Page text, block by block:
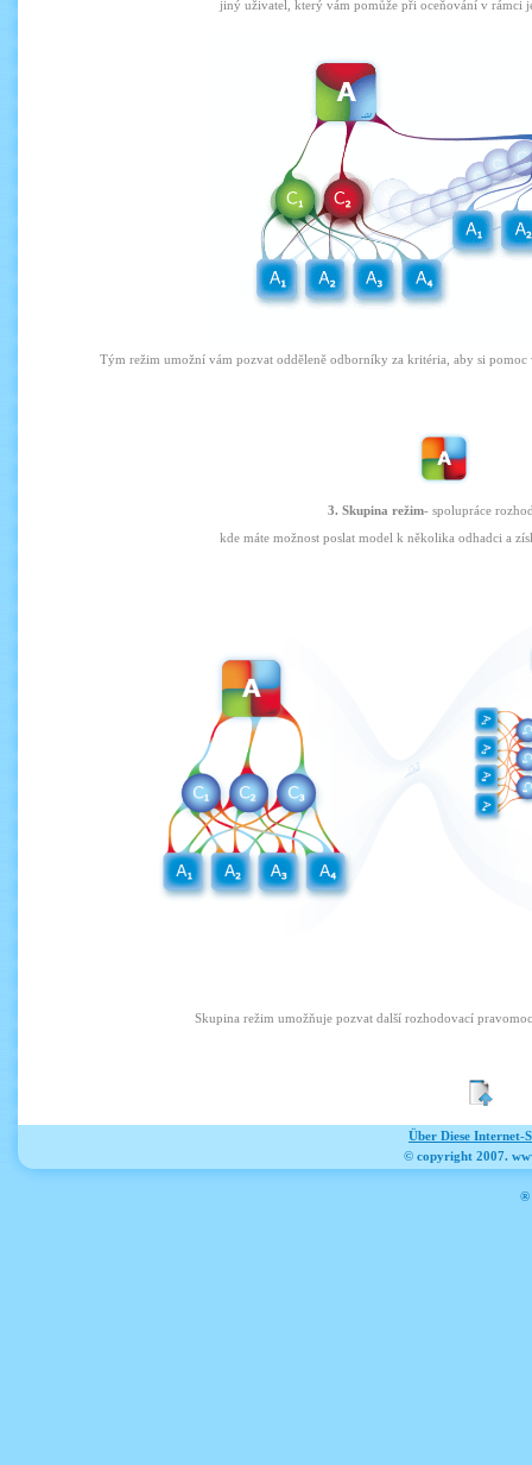
jiný uživatel , který vám pomůže při oceňování v rámci
Tým režim umožní vám pozvat odděleně odborníky za kritéria , aby si pomoc
3. Skupina režim- spolupráce
kde máte možnost poslat model k několika odhadci a
Skupina režim umožňuje pozvat další rozhodovací
Über Diese Internet-
© copyright 2007.
®